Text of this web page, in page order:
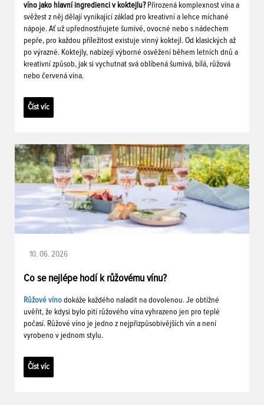
víno jako hlavní ingredienci v koktejlu? Přirozená komplexnost vína a
svěžest z něj dělají vynikající základ pro kreativní a lehce míchané
nápoje. Ať už upřednostňujete šumivé, ovocné nebo s nádechem
pepře, pro každou příležitost existuje vinný koktejl. Od klasických až
po výrazné. Koktejly, nabízejí výborné osvěžení během letních dnů a
kreativní způsob, jak si vychutnat svá oblíbená šumivá, bílá, růžová
nebo červená vína.
Číst víc
10. 06. 2026
Co se nejlépe hodí k růžovému vínu?
Růžové víno dokáže každého naladit na dovolenou. Je obtížné
uvěřit, že kdysi bylo pití růžového vína vyhrazeno jen pro teplé
počasí. Růžové víno je jedno z nejpřizpůsobivějších vín a není
vyrobeno v jednom stylu.
Číst víc